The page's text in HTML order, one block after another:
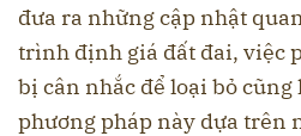
đưa ra những cập nhật
trình định giá đất đai, việc
bị cân nhắc để loại bỏ
phương pháp này dựa trên